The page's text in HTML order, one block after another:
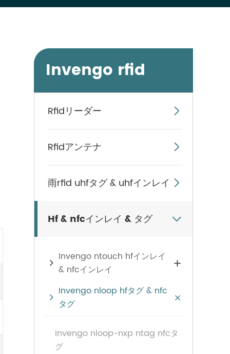
Invengo rfid
Rfidリーダー 
Rfidアンテナ 
雨rfid uhfタグ & uhfインレイ 
Hf & nfcインレイ & タグ 
Invengo ntouch hfインレイ
& nfcインレイ

Invengo nloop hfタグ & nfc
タグ

Invengo nloop-nxp ntag nfcタ
グ